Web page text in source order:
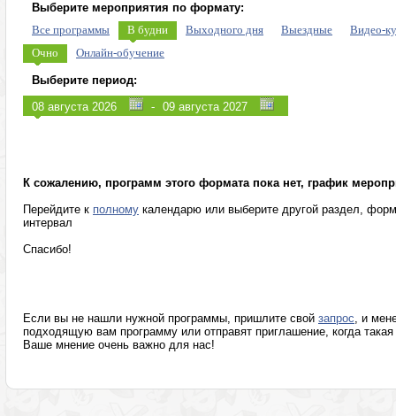
Безопасность бизнеса, риски
Экономика, право
Налоговое планирование
Управление персоналом (HR)
Продажи, клиенты, сервис
Выберите мероприятия по формату:
Все программы
В будни Выходного дня Выездные
Видео-
Очно
Онлайн-обучение
Выберите период:
-
К сожалению, программ этого формата пока нет, график
Перейдите к полному календарю или выберите другой раздел,
интервал
Спасибо!
Если вы не нашли нужной программы, пришлите свой запрос, и
подходящую вам программу или отправят приглашение, когда
Ваше мнение очень важно для нас!